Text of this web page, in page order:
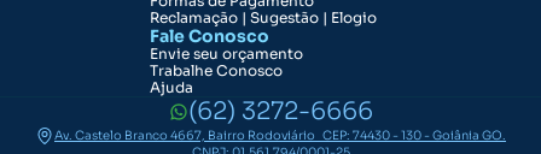
Reclamação | Sugestão | Elogio
Fale Conosco
Envie seu orçamento
Trabalhe Conosco
Ajuda
(62) 3272-6666
Av. Castelo Branco 4667, Bairro Rodoviário CEP: 74430 - 130 - Goiânia GO.